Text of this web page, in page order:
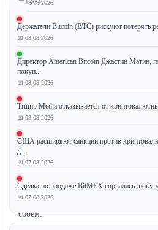
13:51
Блокчейн
Zcash
(ZEC),
своими
функциями,
ориентированными
на
конфиденциальность,
столкнулся
со
значительным
сбоем:
📅 08.08.2026
Держатели Bitcoin (BTC) рискуют потерять
📅 08.08.2026
Директор American Bitcoin Джастин Матин,
покуп...
📅 08.08.2026
Trump Media отказывается от
📅 08.08.2026
США расширяют санкции против
д...
📅 07.08.2026
Сделка по продаже BitMEX сорвалась:
📅 07.08.2026